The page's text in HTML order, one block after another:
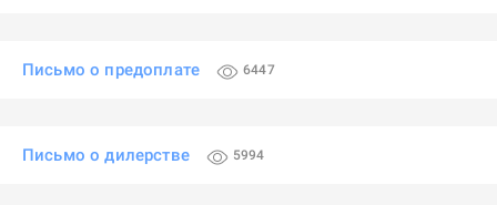
Письмо о предоплате 6447
Письмо о дилерстве 5994